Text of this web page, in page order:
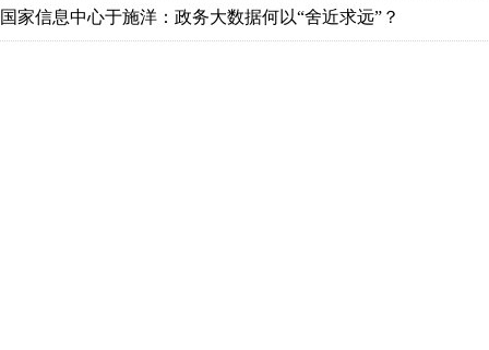
国家信息中心于施洋：政务大数据何以“舍近求远”？